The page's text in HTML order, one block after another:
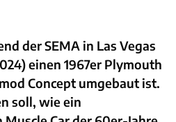
der SEMA in Las Vegas
einen 1967er Plymouth
Concept umgebaut ist.
soll, wie ein